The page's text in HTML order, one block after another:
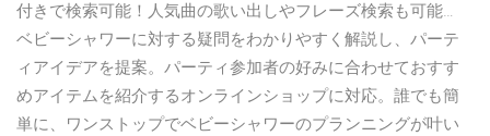
付きで検索可能！人気曲の歌い出しやフレーズ検索も可能…
ベビーシャワーに対する疑問をわかりやすく解説し、パーテ
ィアイデアを提案。パーティ参加者の好みに合わせておすす
めアイテムを紹介するオンラインショップに対応。誰でも簡
単に、ワンストップでベビーシャワーのプランニングが叶い